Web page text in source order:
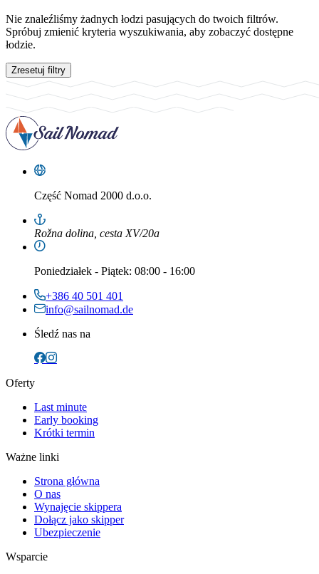
Nie znaleźliśmy żadnych łodzi pasujących do twoich filtrów.
Spróbuj zmienić kryteria wyszukiwania, aby zobaczyć dostępne
łodzie.
Zresetuj filtry
Część Nomad 2000 d.o.o.
Rožna dolina, cesta XV/20a
Poniedziałek - Piątek: 08:00 - 16:00
+386 40 501 401
info@sailnomad.de
Śledź nas na
Oferty
Last minute
Early booking
Krótki termin
Ważne linki
Strona główna
O nas
Wynajęcie skippera
Dołącz jako skipper
Ubezpieczenie
Wsparcie